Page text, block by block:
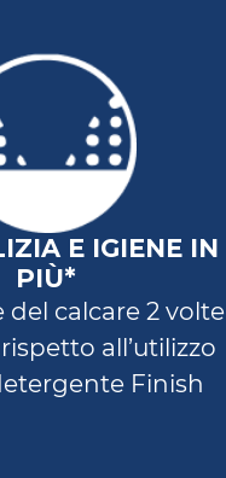
E IGIENE IN
PIÙ*
del calcare 2 volte
all’utilizzo
Finish